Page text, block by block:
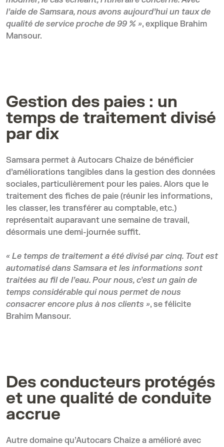
l’aide de Samsara, nous avons aujourd’hui un taux de
qualité de service proche de 99 % », explique Brahim
Mansour.
Gestion des paies : un
temps de traitement divisé
par dix
Samsara permet à Autocars Chaize de bénéficier
d’améliorations tangibles dans la gestion des données
sociales, particulièrement pour les paies. Alors que le
traitement des fiches de paie (réunir les informations,
les classer, les transférer au comptable, etc.)
représentait auparavant une semaine de travail,
désormais une demi-journée suffit.
« Le temps de traitement a été divisé par cinq. Tout est
automatisé dans Samsara et les informations sont
traitées au fil de l’eau. Pour nous, c’est un gain de
temps considérable qui nous permet de nous
consacrer encore plus à nos clients », se félicite
Brahim Mansour.
Des conducteurs protégés
et une qualité de conduite
accrue
Autre domaine qu’Autocars Chaize a amélioré avec